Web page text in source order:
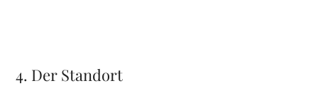
4. Der Standort